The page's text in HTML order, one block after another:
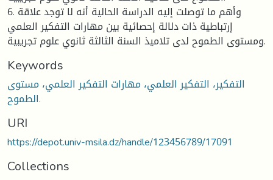
6. وأهم ما توصلت إليه الدراسة الحالية أنه لا توجد علاقة
إرتباطية ذات دلالة إحصائية بين مهارات التفكير العلمي
ومستوى الطموح لدى تلاميذ السنة الثالثة ثانوي علوم تجريبية.
Keywords
التفكير، التفكير العلمي، مهارات التفكير العلمي، مستوى
الطموح.
URI
https://depot.univ-msila.dz/handle/123456789/17091
Collections